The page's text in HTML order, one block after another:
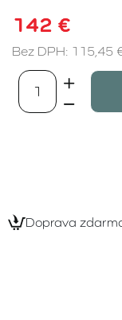
142 €
Bez DPH: 115,45
Doprava